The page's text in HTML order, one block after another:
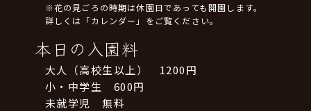
※花の見ごろの時期は休園日であっても開園します。
詳しくは「カレンダー」をご覧ください。
本日の入園料
大人（高校生以上） 1200円
小・中学生 600円
未就学児 無料